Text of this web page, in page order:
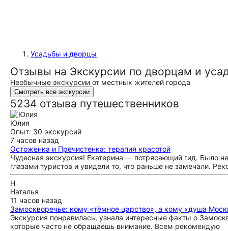
Усадьбы и дворцы
Отзывы на Экскурсии по дворцам и
Необычные экскурсии от местных жителей города
Смотреть все экскурсии
5234 отзыва путешественников
Юлия
Опыт: 30 экскурсий
7 часов назад
Остоженка и Пречистенка: терапия красотой
Чудесная экскурсия! Екатерина — потрясающий гид. Было
глазами туристов и увидели то, что раньше не замечали.
Н
Наталья
11 часов назад
Замоскворечье: кому «тёмное царство», а кому «душа
Экскурсия понравилась, узнала интересные факты о
которые часто не обращаешь внимание. Всем рекомендую